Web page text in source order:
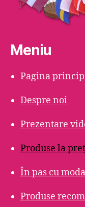
Meniu
Pagina
Despre noi
Prezentare
Produse la
În pas cu moda
Produse